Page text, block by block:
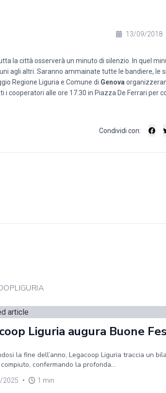
13/09/2018
la città osserverà un minuto di silenzio. In quel
agli altri. Saranno ammainate tutte le bandiere, le
Regione Liguria e Comune di Genova
alle ore 17.30 in Piazza De Ferrari per
Condividi con:
Liguria augura Buone
la fine dell’anno, Legacoop Liguria traccia un
confermando la profonda...
2025 • 1 min